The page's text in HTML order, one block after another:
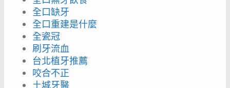
全口缺牙
全口重建是什麼
全瓷冠
刷牙流血
台北植牙推薦
咬合不正
土城牙醫